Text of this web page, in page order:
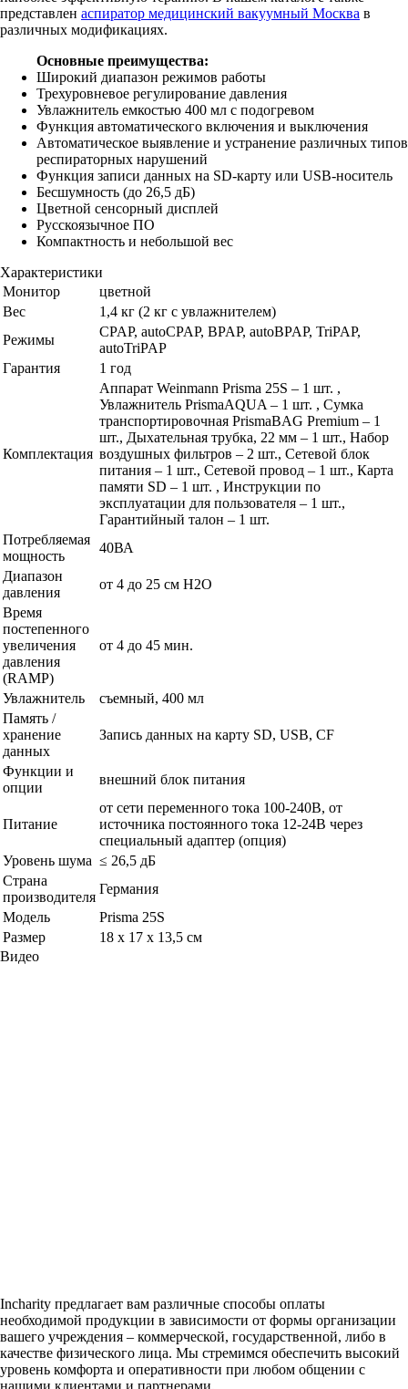
представлен аспиратор медицинский вакуумный Москва в
различных модификациях.
Основные преимущества:
Широкий диапазон режимов работы
Трехуровневое регулирование давления
Увлажнитель емкостью 400 мл с подогревом
Функция автоматического включения и выключения
Автоматическое выявление и устранение различных типов
респираторных нарушений
Функция записи данных на SD-карту или USB-носитель
Бесшумность (до 26,5 дБ)
Цветной сенсорный дисплей
Русскоязычное ПО
Компактность и небольшой вес
Характеристики
Монитор
цветной
Вес
1,4 кг (2 кг с увлажнителем)
Режимы
CPAP, autoCPAP, BPAP, autoBPAP, TriPAP,
autoTriPAP
Гарантия
1 год
Комплектация
Аппарат Weinmann Prisma 25S – 1 шт. ,
Увлажнитель PrismaAQUA – 1 шт. , Сумка
транспортировочная PrismaBAG Premium – 1
шт., Дыхательная трубка, 22 мм – 1 шт., Набор
воздушных фильтров – 2 шт., Сетевой блок
питания – 1 шт., Сетевой провод – 1 шт., Карта
памяти SD – 1 шт. , Инструкции по
эксплуатации для пользователя – 1 шт.,
Гарантийный талон – 1 шт.
Потребляемая
мощность
40ВА
Диапазон
давления
от 4 до 25 см Н2О
Время
постепенного
увеличения
давления
(RAMP)
от 4 до 45 мин.
Увлажнитель
съемный, 400 мл
Память /
хранение
данных
Запись данных на карту SD, USB, CF
Функции и
опции
внешний блок питания
Питание
от сети переменного тока 100-240В, от
источника постоянного тока 12-24В через
специальный адаптер (опция)
Уровень шума ≤ 26,5 дБ
Страна
производителя
Германия
Модель
Prisma 25S
Размер
18 х 17 х 13,5 см
Видео
Incharity предлагает вам различные способы оплаты
необходимой продукции в зависимости от формы организации
вашего учреждения – коммерческой, государственной, либо в
качестве физического лица. Мы стремимся обеспечить высокий
уровень комфорта и оперативности при любом общении с
нашими клиентами и партнерами.